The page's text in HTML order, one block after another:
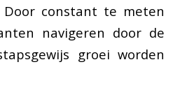
constant te meten
navigeren door de
groei worden